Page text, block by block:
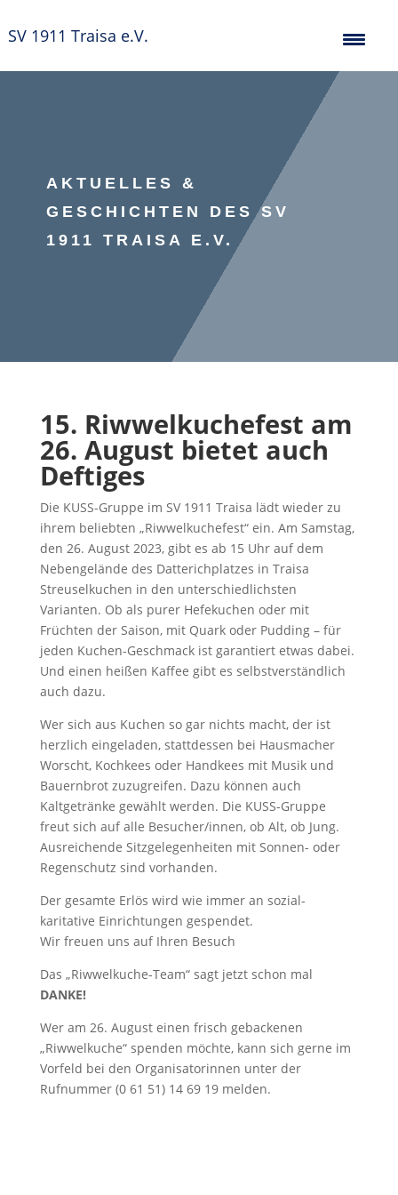
SV 1911 Traisa e.V.
AKTUELLES &
GESCHICHTEN DES SV
1911 TRAISA E.V.
15. Riwwelkuchefest am
26. August bietet auch
Deftiges
Die KUSS-Gruppe im SV 1911 Traisa lädt wieder zu
ihrem beliebten „Riwwelkuchefest“ ein. Am Samstag,
den 26. August 2023, gibt es ab 15 Uhr auf dem
Nebengelände des Datterichplatzes in Traisa
Streuselkuchen in den unterschiedlichsten
Varianten. Ob als purer Hefekuchen oder mit
Früchten der Saison, mit Quark oder Pudding – für
jeden Kuchen-Geschmack ist garantiert etwas dabei.
Und einen heißen Kaffee gibt es selbstverständlich
auch dazu.
Wer sich aus Kuchen so gar nichts macht, der ist
herzlich eingeladen, stattdessen bei Hausmacher
Worscht, Kochkees oder Handkees mit Musik und
Bauernbrot zuzugreifen. Dazu können auch
Kaltgetränke gewählt werden. Die KUSS-Gruppe
freut sich auf alle Besucher/innen, ob Alt, ob Jung.
Ausreichende Sitzgelegenheiten mit Sonnen- oder
Regenschutz sind vorhanden.
Der gesamte Erlös wird wie immer an sozial-
karitative Einrichtungen gespendet.
Wir freuen uns auf Ihren Besuch
Das „Riwwelkuche-Team“ sagt jetzt schon mal
DANKE!
Wer am 26. August einen frisch gebackenen
„Riwwelkuche“ spenden möchte, kann sich gerne im
Vorfeld bei den Organisatorinnen unter der
Rufnummer (0 61 51) 14 69 19 melden.